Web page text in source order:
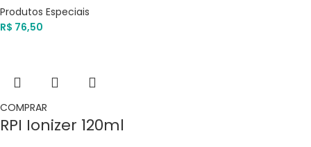
Produtos Especiais
R$ 76,50
COMPRAR
RPI Ionizer 120ml